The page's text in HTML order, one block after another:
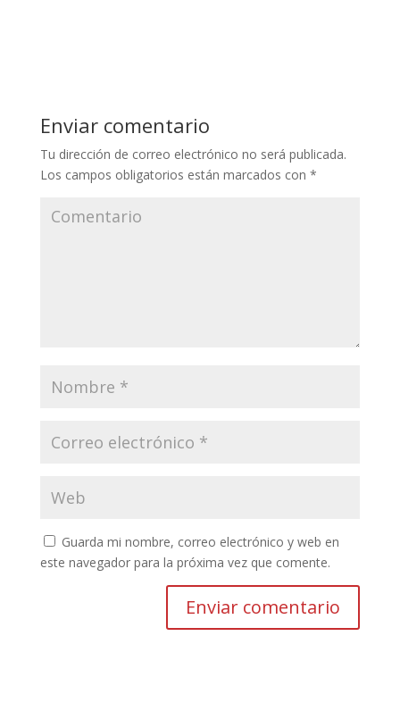
Enviar comentario
Tu dirección de correo electrónico no será publicada.
Los campos obligatorios están marcados con *
Guarda mi nombre, correo electrónico y web en
este navegador para la próxima vez que comente.